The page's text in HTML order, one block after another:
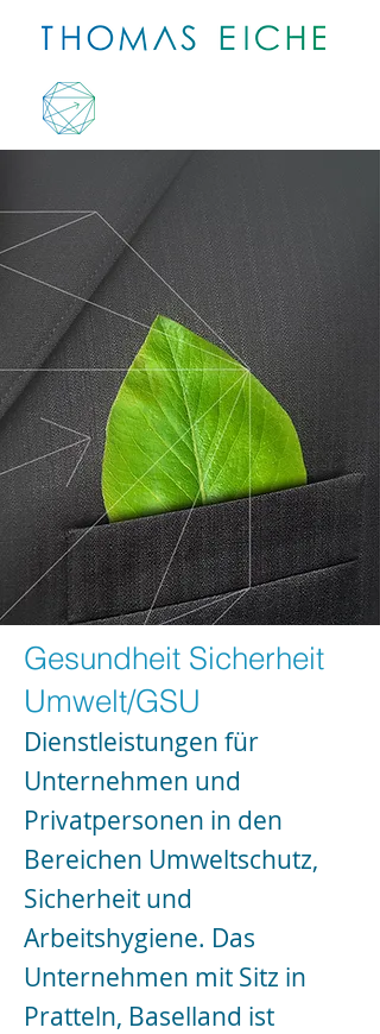
Gesundheit Sicherheit
Umwelt/GSU
Dienstleistungen für
Unternehmen und
Privatpersonen in den
Bereichen Umweltschutz,
Sicherheit und
Arbeitshygiene. Das
Unternehmen mit Sitz in
Pratteln, Baselland ist